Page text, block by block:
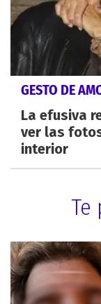
GESTO DE
La efusiva
ver las
interior
Te